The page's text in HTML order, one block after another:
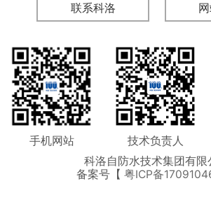
联系科洛
手机网站 技术负责人
科洛自防水技术集团有限
备案号【 粤ICP备